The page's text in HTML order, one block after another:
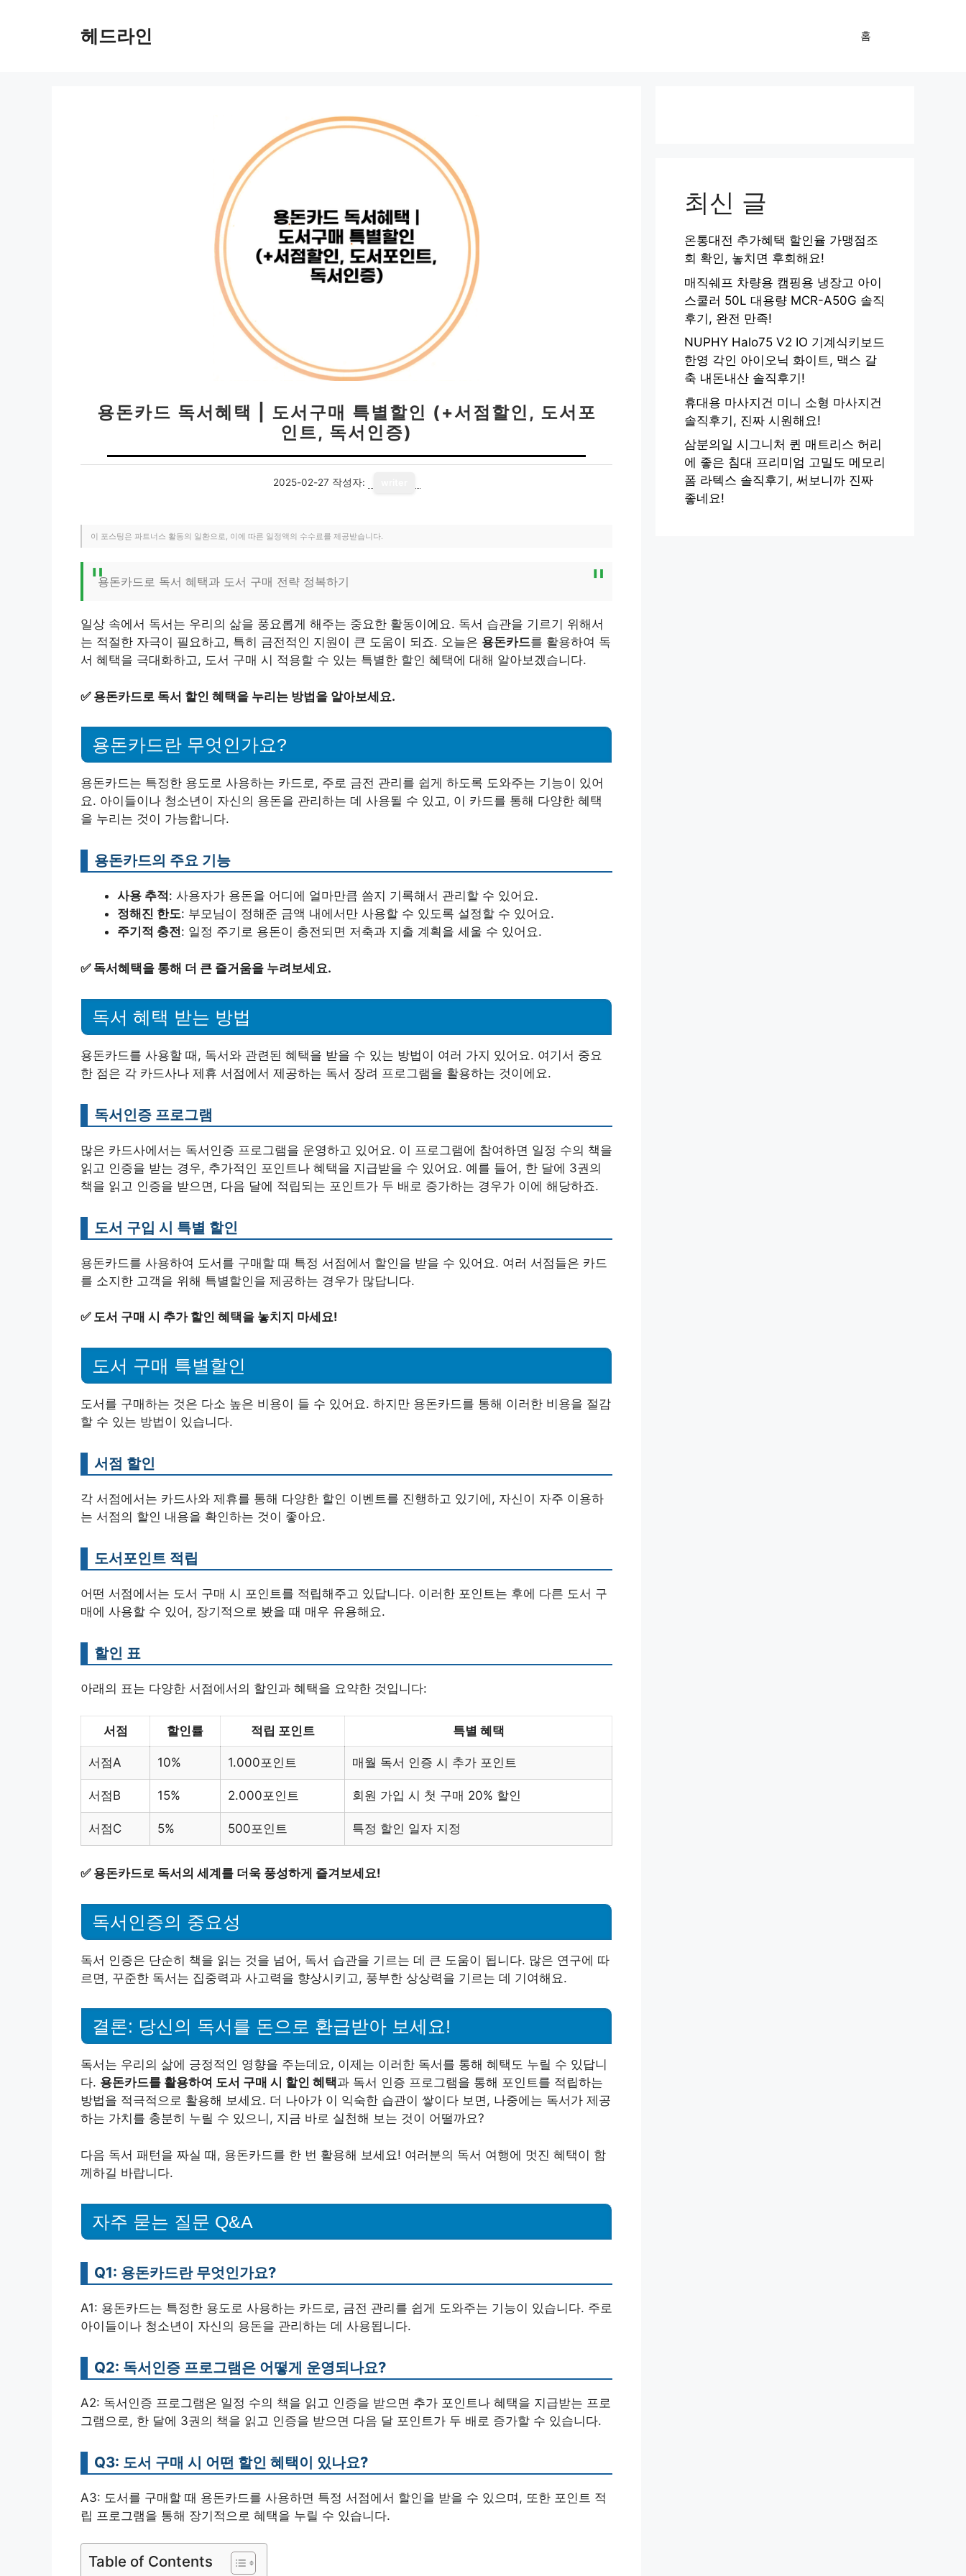
헤드라인 홈
용돈카드 독서혜택 | 도서구매 특별할인 (+서점할인, 도서포
인트, 독서인증)
2025-02-27 작성자:
이 포스팅은 파트너스 활동의 일환으로, 이에 따른 일정액의 수수료를 제공받습니다.
용돈카드로 독서 혜택과 도서 구매 전략 정복하기
일상 속에서 독서는 우리의 삶을 풍요롭게 해주는 중요한 활동이에요. 독서 습관을 기르기 위해서
는 적절한 자극이 필요하고, 특히 금전적인 지원이 큰 도움이 되죠. 오늘은 용돈카드를 활용하여 독
서 혜택을 극대화하고, 도서 구매 시 적용할 수 있는 특별한 할인 혜택에 대해 알아보겠습니다.
✅ 용돈카드로 독서 할인 혜택을 누리는 방법을 알아보세요.
용돈카드란 무엇인가요?
용돈카드는 특정한 용도로 사용하는 카드로, 주로 금전 관리를 쉽게 하도록 도와주는 기능이 있어
요. 아이들이나 청소년이 자신의 용돈을 관리하는 데 사용될 수 있고, 이 카드를 통해 다양한 혜택
을 누리는 것이 가능합니다.
용돈카드의 주요 기능
사용 추적 : 사용자가 용돈을 어디에 얼마만큼 씀지 기록해서 관리할 수 있어요.
정해진 한도: 부모님이 정해준 금액 내에서만 사용할 수 있도록 설정할 수 있어요.
주기적 충전: 일정 주기로 용돈이 충전되면 저축과 지출 계획을 세울 수 있어요.
✅ 독서혜택을 통해 더 큰 즐거움을 누려보세요.
독서 혜택 받는 방법
용돈카드를 사용할 때, 독서와 관련된 혜택을 받을 수 있는 방법이 여러 가지 있어요. 여기서 중요
한 점은 각 카드사나 제휴 서점에서 제공하는 독서 장려 프로그램을 활용하는 것이에요.
독서인증 프로그램
많은 카드사에서는 독서인증 프로그램을 운영하고 있어요. 이 프로그램에 참여하면 일정 수의 책을
읽고 인증을 받는 경우, 추가적인 포인트나 혜택을 지급받을 수 있어요. 예를 들어, 한 달에 3권의
책을 읽고 인증을 받으면, 다음 달에 적립되는 포인트가 두 배로 증가하는 경우가 이에 해당하죠.
도서 구입 시 특별 할인
용돈카드를 사용하여 도서를 구매할 때 특정 서점에서 할인을 받을 수 있어요. 여러 서점들은 카드
를 소지한 고객을 위해 특별할인을 제공하는 경우가 많답니다.
✅ 도서 구매 시 추가 할인 혜택을 놓치지 마세요!
도서 구매 특별할인
도서를 구매하는 것은 다소 높은 비용이 들 수 있어요. 하지만 용돈카드를 통해 이러한 비용을 절감
할 수 있는 방법이 있습니다.
서점 할인
각 서점에서는 카드사와 제휴를 통해 다양한 할인 이벤트를 진행하고 있기에, 자신이 자주 이용하
는 서점의 할인 내용을 확인하는 것이 좋아요.
도서포인트 적립
어떤 서점에서는 도서 구매 시 포인트를 적립해주고 있답니다. 이러한 포인트는 후에 다른 도서 구
매에 사용할 수 있어, 장기적으로 봤을 때 매우 유용해요.
할인 표
아래의 표는 다양한 서점에서의 할인과 혜택을 요약한 것입니다:
서점 할인률 적립 포인트 특별 혜택
서점A 10% 1.000포인트 매월 독서 인증 시 추가 포인트
서점B 15% 2.000포인트 회원 가입 시 첫 구매 20% 할인
서점C 5% 500포인트 특정 할인 일자 지정
✅ 용돈카드로 독서의 세계를 더욱 풍성하게 즐겨보세요!
독서인증의 중요성
독서 인증은 단순히 책을 읽는 것을 넘어, 독서 습관을 기르는 데 큰 도움이 됩니다. 많은 연구에 따
르면, 꾸준한 독서는 집중력과 사고력을 향상시키고, 풍부한 상상력을 기르는 데 기여해요.
결론: 당신의 독서를 돈으로 환급받아 보세요!
독서는 우리의 삶에 긍정적인 영향을 주는데요, 이제는 이러한 독서를 통해 혜택도 누릴 수 있답니
다. 용돈카드를 활용하여 도서 구매 시 할인 혜택과 독서 인증 프로그램을 통해 포인트를 적립하는
방법을 적극적으로 활용해 보세요. 더 나아가 이 익숙한 습관이 쌓이다 보면, 나중에는 독서가 제공
하는 가치를 충분히 누릴 수 있으니, 지금 바로 실천해 보는 것이 어떨까요?
다음 독서 패턴을 짜실 때, 용돈카드를 한 번 활용해 보세요! 여러분의 독서 여행에 멋진 혜택이 함
께하길 바랍니다.
자주 묻는 질문 Q&A
Q1: 용돈카드란 무엇인가요?
A1: 용돈카드는 특정한 용도로 사용하는 카드로, 금전 관리를 쉽게 도와주는 기능이 있습니다. 주로
아이들이나 청소년이 자신의 용돈을 관리하는 데 사용됩니다.
Q2: 독서인증 프로그램은 어떻게 운영되나요?
A2: 독서인증 프로그램은 일정 수의 책을 읽고 인증을 받으면 추가 포인트나 혜택을 지급받는 프로
그램으로, 한 달에 3권의 책을 읽고 인증을 받으면 다음 달 포인트가 두 배로 증가할 수 있습니다.
Q3: 도서 구매 시 어떤 할인 혜택이 있나요?
A3: 도서를 구매할 때 용돈카드를 사용하면 특정 서점에서 할인을 받을 수 있으며, 또한 포인트 적
립 프로그램을 통해 장기적으로 혜택을 누릴 수 있습니다.
Table of Contents
최신 글
온통대전 추가혜택 할인율 가맹점조
회 확인, 놓치면 후회해요!
매직쉐프 차량용 캠핑용 냉장고 아이
스쿨러 50L 대용량 MCR-A50G 솔직
후기, 완전 만족!
NUPHY Halo75 V2 IO 기계식키보드
한영 각인 아이오닉 화이트, 맥스 갈
축 내돈내산 솔직후기!
휴대용 마사지건 미니 소형 마사지건
솔직후기, 진짜 시원해요!
삼분의일 시그니처 퀸 매트리스 허리
에 좋은 침대 프리미엄 고밀도 메모리
폼 라텍스 솔직후기, 써보니까 진짜
좋네요!